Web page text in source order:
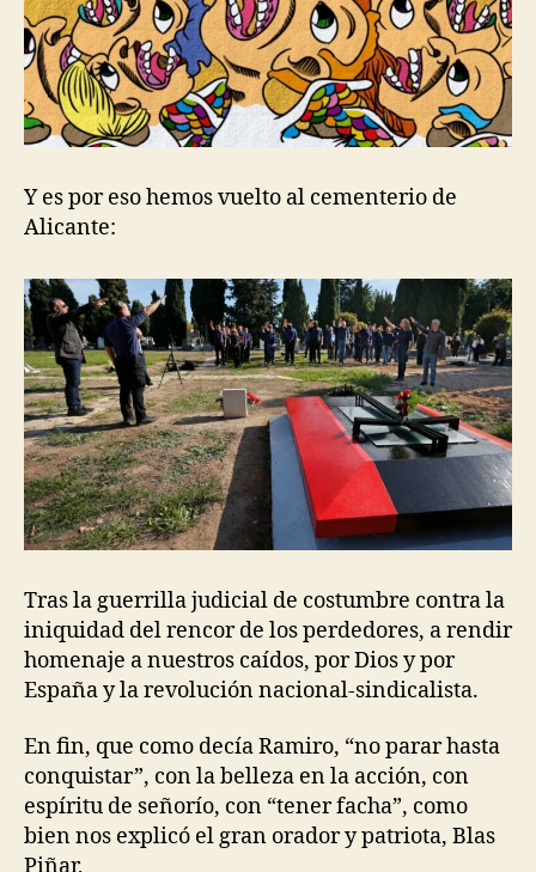
Y es por eso hemos vuelto al cementerio de
Alicante:
Tras la guerrilla judicial de costumbre contra la
iniquidad del rencor de los perdedores, a rendir
homenaje a nuestros caídos, por Dios y por
España y la revolución nacional-sindicalista.
En fin, que como decía Ramiro, “no parar hasta
conquistar”, con la belleza en la acción, con
espíritu de señorío, con “tener facha”, como
bien nos explicó el gran orador y patriota, Blas